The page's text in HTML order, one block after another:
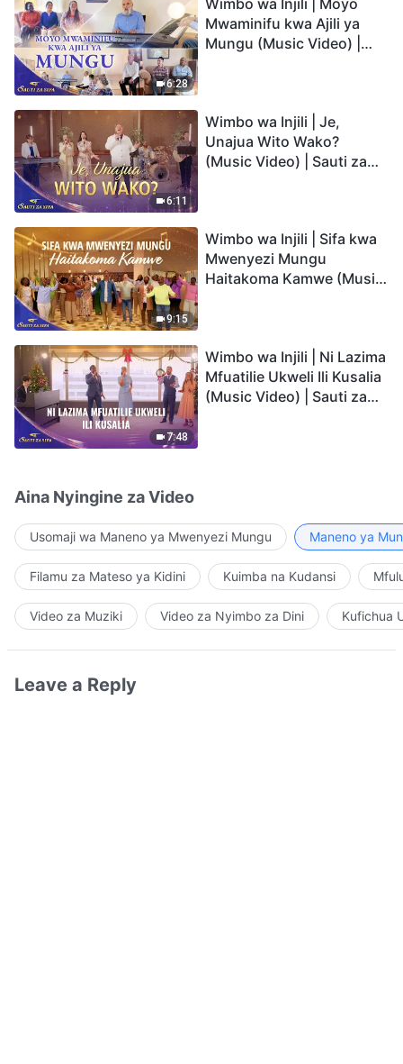
6:28
Mwaminifu kwa Ajili ya
Mungu (Music Video) |
6:11
Wimbo wa Injili | Je,
Unajua Wito Wako?
(Music Video) | Sauti za
9:15
Wimbo wa Injili | Sifa kwa
Mwenyezi Mungu
Haitakoma Kamwe (Music
7:48
Wimbo wa Injili | Ni Lazima
Mfuatilie Ukweli Ili Kusalia
(Music Video) | Sauti za
Aina Nyingine za Video
Usomaji wa Maneno ya Mwenyezi Mungu Maneno ya
Filamu za Mateso ya Kidini Kuimba na Kudansi
Video za Muziki Video za Nyimbo za Dini Kufichua
Leave a Reply